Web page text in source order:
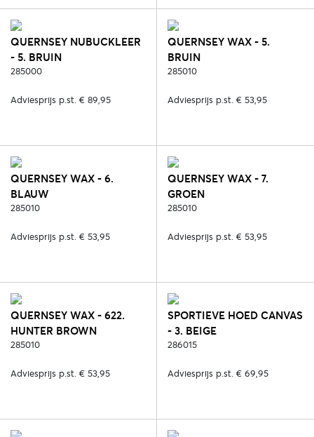
QUERNSEY NUBUCKLEER
- 5. BRUIN
285000
Adviesprijs p.st. € 89,95
QUERNSEY WAX - 5.
BRUIN
285010
Adviesprijs p.st. € 53,95
QUERNSEY WAX - 6.
BLAUW
285010
Adviesprijs p.st. € 53,95
QUERNSEY WAX - 7.
GROEN
285010
Adviesprijs p.st. € 53,95
QUERNSEY WAX - 622.
HUNTER BROWN
285010
Adviesprijs p.st. € 53,95
SPORTIEVE HOED CANVAS
- 3. BEIGE
286015
Adviesprijs p.st. € 69,95